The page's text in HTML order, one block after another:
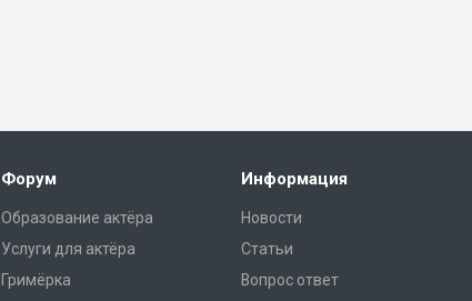
Форум
Образование актёра
Услуги для актёра
Гримёрка
Информация
Новости
Статьи
Вопрос ответ